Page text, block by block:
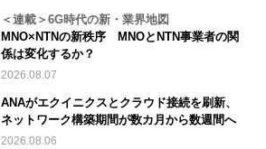
＜連載＞6G時代の新・業界地図
MNO×NTNの新秩序 MNOとNTN事業者の関
係は変化するか？
2026.08.07
ANAがエクイニクスとクラウド接続を刷新、
ネットワーク構築期間が数カ月から数週間へ
2026.08.06